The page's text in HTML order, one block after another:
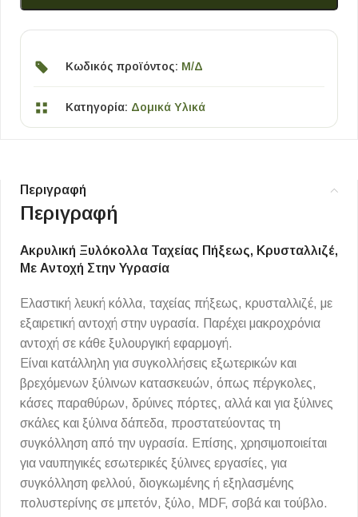
Κωδικός προϊόντος: Μ/Δ
Κατηγορία: Δομικά Υλικά
Περιγραφή
Περιγραφή
Ακρυλική Ξυλόκολλα Ταχείας Πήξεως, Κρυσταλλιζέ,
Με Αντοχή Στην Υγρασία
Ελαστική λευκή κόλλα, ταχείας πήξεως, κρυσταλλιζέ, με
εξαιρετική αντοχή στην υγρασία. Παρέχει μακροχρόνια
αντοχή σε κάθε ξυλουργική εφαρμογή.
Είναι κατάλληλη για συγκολλήσεις εξωτερικών και
βρεχόμενων ξύλινων κατασκευών, όπως πέργκολες,
κάσες παραθύρων, δρύινες πόρτες, αλλά και για ξύλινες
σκάλες και ξύλινα δάπεδα, προστατεύοντας τη
συγκόλληση από την υγρασία. Επίσης, χρησιμοποιείται
για ναυπηγικές εσωτερικές ξύλινες εργασίες, για
συγκόλληση φελλού, διογκωμένης ή εξηλασμένης
πολυστερίνης σε μπετόν, ξύλο, MDF, σοβά και τούβλο.